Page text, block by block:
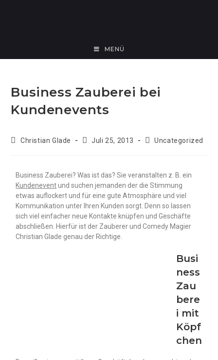
MENÜ
Business Zauberei bei
Kundenevents
Christian Glade Juli 25, 2013 Uncategorized
Business Zauberei? Was ist das? Sie veranstalten z. B. ein
Kundeneventund suchen jemanden der die Stimmung
etwas auflockert und für eine gute Atmosphäre und viel
Kommunikation unter Ihren Kunden sorgt. Denn so lassen
sich viel einfacher neue Kontakte knüpfen und Geschäfte
abschließen. Hierfür ist der Zauberer und Comedy Magier
Christian Glade genau der Richtige.
Busi
ness
Zau
bere
i mit
Köpf
chen